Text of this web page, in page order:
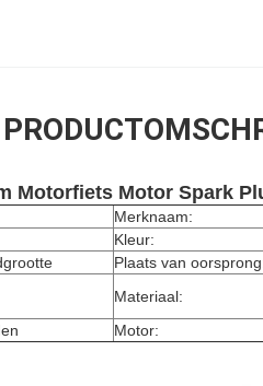
Motorfiets Motor Spark
Merknaam:
Kleur:
Plaats van
Materiaal:
Motor: